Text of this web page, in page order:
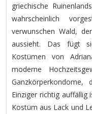
griechische
wahrscheinlich
verwunschen Wald,
aussieht. Das fügt
Kostümen von
moderne
Einziger richtig
Kostüm aus Lack und